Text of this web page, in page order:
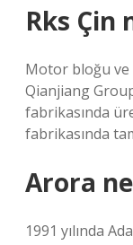
Rks Çin
Motor bloğu
Qianjiang
fabrikasında
fabrikasında
Arora
1991 yılında